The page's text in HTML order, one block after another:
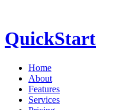
QuickStart
Home
About
Features
Services